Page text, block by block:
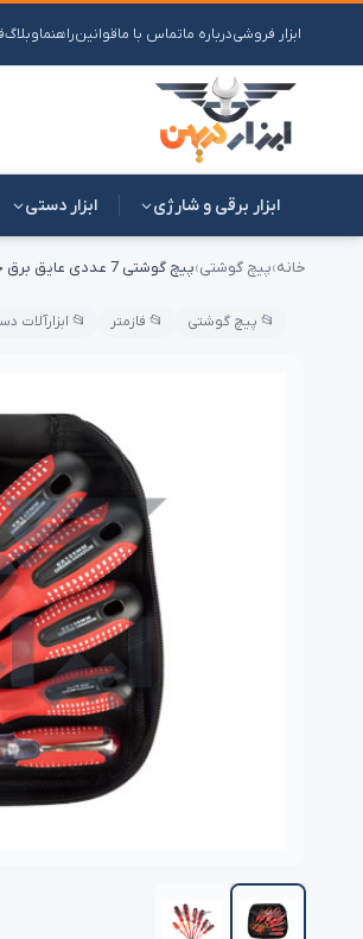
ابزار فروشیدرباره ماتماس با ماقوانینراهنماوبلاگ
ابزار برقی و شارژی ابزار دستی
خانه›پیچ گوشتی›پیچ گوشتی 7 عددی عایق برق جولی مدل 7653 julei
📂 پیچ گوشتی 📂 فازمتر 📂 ابزارآلات